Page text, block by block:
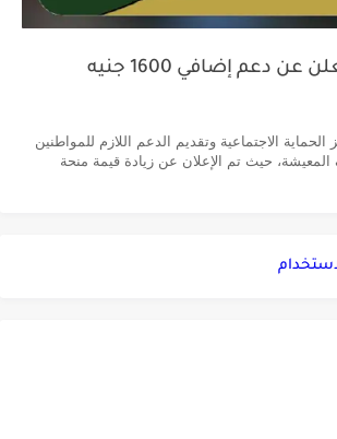
وزارة التموين تعلن عن دعم إضافي 1600 جنيه
الاجتماعية وتقديم الدعم اللازم للمواطنين
المعيشة، حيث تم الإعلان عن زيادة قيمة منحة